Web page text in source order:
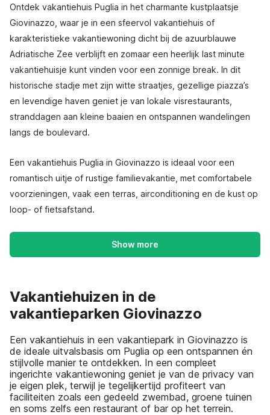
Ontdek vakantiehuis Puglia in het charmante kustplaatsje
Giovinazzo, waar je in een sfeervol vakantiehuis of
karakteristieke vakantiewoning dicht bij de azuurblauwe
Adriatische Zee verblijft en zomaar een heerlijk last minute
vakantiehuisje kunt vinden voor een zonnige break. In dit
historische stadje met zijn witte straatjes, gezellige piazza’s
en levendige haven geniet je van lokale visrestaurants,
stranddagen aan kleine baaien en ontspannen wandelingen
langs de boulevard.
Een vakantiehuis Puglia in Giovinazzo is ideaal voor een
romantisch uitje of rustige familievakantie, met comfortabele
voorzieningen, vaak een terras, airconditioning en de kust op
loop- of fietsafstand.
Show more
Vakantiehuizen in de
vakantieparken Giovinazzo
Een vakantiehuis in een vakantiepark in Giovinazzo is
de ideale uitvalsbasis om Puglia op een ontspannen én
stijlvolle manier te ontdekken. In een compleet
ingerichte vakantiewoning geniet je van de privacy van
je eigen plek, terwijl je tegelijkertijd profiteert van
faciliteiten zoals een gedeeld zwembad, groene tuinen
en soms zelfs een restaurant of bar op het terrein.